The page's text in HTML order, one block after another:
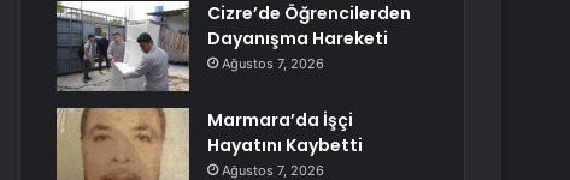
Cizre’de Öğrencilerden
Dayanışma Hareketi
Ağustos 7, 2026
Marmara’da İşçi
Hayatını Kaybetti
Ağustos 7, 2026